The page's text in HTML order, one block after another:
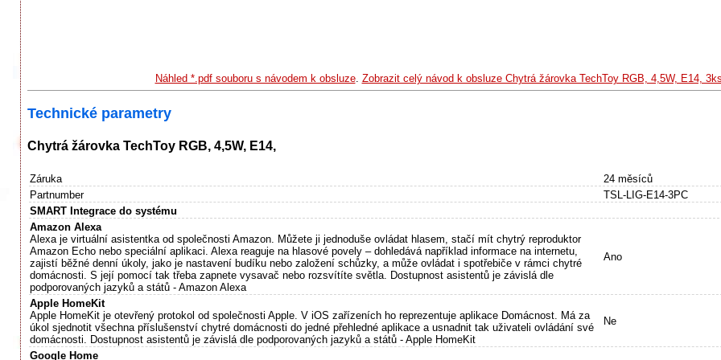
Náhled *.pdf souboru s návodem k obsluze. Zobrazit celý návod k obsluze Chytrá žárovka TechToy RGB, 4,5W, E14,
Technické parametry
Chytrá žárovka TechToy RGB, 4,5W, E14,
Záruka
24 měsíců
Partnumber
TSL-LIG-E14-3PC
SMART Integrace do systému
Amazon Alexa
Alexa je virtuální asistentka od společnosti Amazon. Můžete ji jednoduše ovládat hlasem, stačí mít chytrý reproduktor
Amazon Echo nebo speciální aplikaci. Alexa reaguje na hlasové povely – dohledává například informace na internetu,
zajistí běžné denní úkoly, jako je nastavení budíku nebo založení schůzky, a může ovládat i spotřebiče v rámci chytré
domácnosti. S její pomocí tak třeba zapnete vysavač nebo rozsvítíte světla. Dostupnost asistentů je závislá dle
podporovaných jazyků a států - Amazon Alexa
Ano
Apple HomeKit
Apple HomeKit je otevřený protokol od společnosti Apple. V iOS zařízeních ho reprezentuje aplikace Domácnost. Má za
úkol sjednotit všechna příslušenství chytré domácnosti do jedné přehledné aplikace a usnadnit tak uživateli ovládání své
domácnosti. Dostupnost asistentů je závislá dle podporovaných jazyků a států - Apple HomeKit
Ne
Google Home